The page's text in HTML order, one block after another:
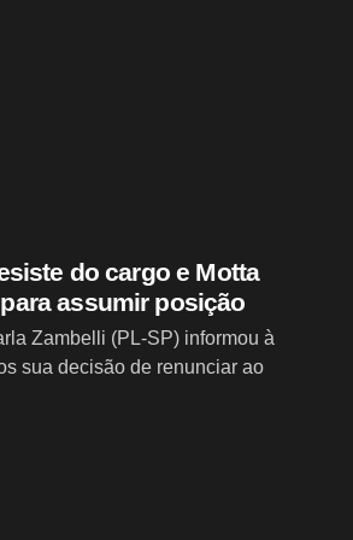
do cargo e Motta
assumir posição
Zambelli (PL-SP) informou à
sua decisão de renunciar ao